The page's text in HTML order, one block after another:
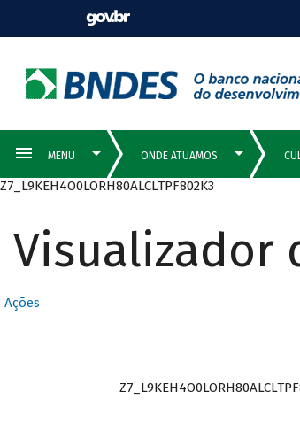
Z7_L9KEH4O0LORH80ALCLTPF802K3
Visualizador
Ações